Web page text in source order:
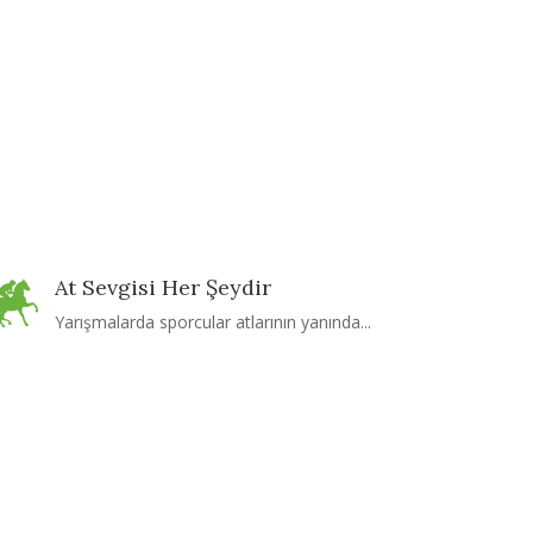
At Sevgisi Her Şeydir
Yarışmalarda sporcular atlarının yanında...